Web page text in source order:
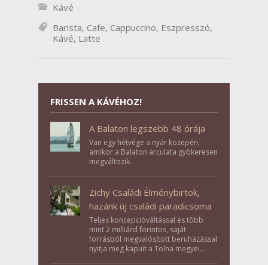
Kávé
Barista, Cafe, Cappuccino, Eszpresszó,
Kávé, Latte
FRISSEN A KÁVÉHOZ!
A Balaton legszebb 48 órája
Van egy hétvége a nyár közepén,
amikor a Balaton arculata gyökeresen
megváltozik.
Zichy Családi Élménybirtok,
hazánk új családi paradicsoma
Teljes koncepcióváltással és több
mint 2 milliárd forintos, saját
forrásból megvalósított beruházással
nyitja meg kapuit a Tolna megyei